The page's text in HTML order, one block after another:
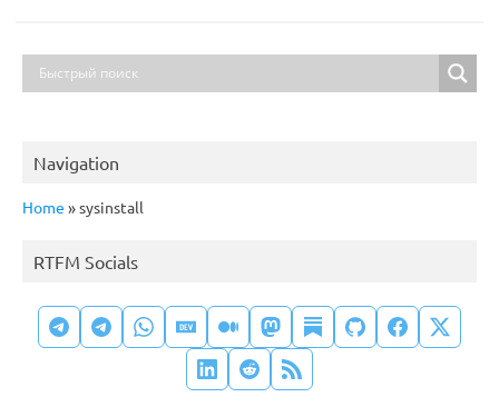
Navigation
Home »sysinstall
RTFM Socials